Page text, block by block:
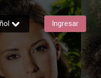
Ingresar